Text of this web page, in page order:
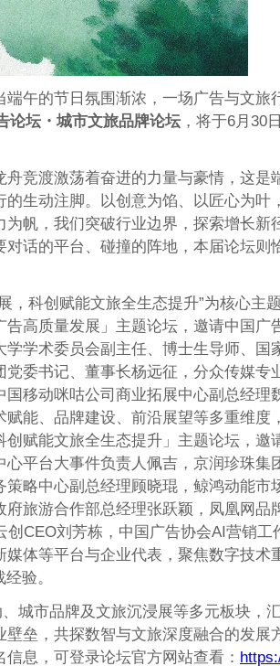
午的节日氛围渐浓，一场广告与文旅
论坛・城市文旅品牌论坛 ，将于6月30
竞渡激荡着奋进的力量与豪情，这是
生动注脚。以创意为馅、以匠心为叶
帆，我们突破行业边界，探索增长新
话的平台、碰撞的阵地，本届论坛则
，科创赋能文旅全生态提升”为核心主
高质量发展」主题论坛，邀请中国广
学术委员会副主任、博士生导师、国
委书记、董事长杨远征，分众传媒专
移动咪咕公司商业拓展中心副总经理
能、品牌建设、前沿展望等多重维度
赋能文旅全生态提升」主题论坛，邀
心平台大事件负责人佩吉，京润珍珠集
略中心副总经理顾晓琨，鲸鸿动能市
旅游合作部总经理张跃颖，凤凰网品
CEO刘芳栋，中国广告协会AI营销工
体等平台与企业代表，聚焦数字技术
验。
城市品牌及文旅沉浸展等多元板块，
垒，共探数智与文旅深度融合的发展
息，可登录论坛官方网站查看：